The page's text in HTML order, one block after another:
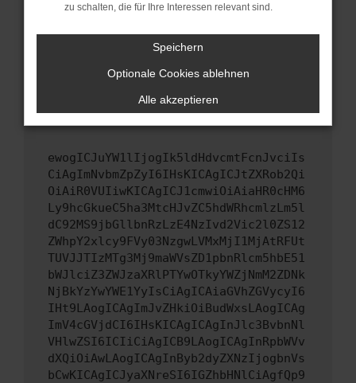
unterstützt werden.
Wende dich an den Webseitenbetreiber.
Wenn du alle oben genannten Schritte versucht
hast, kontaktiere uns bitte. Wir werden
versuchen, das Problem zu beheben. Du kannst
uns diesen Text schicken, um uns bei der
ewogICJuYW1lIjogIk5ldHdvcmtFcnJvciIs
CiAgImNvbmZpZyI6IHsKICAgICJtZXRob2Qi
OiAiR0VUIiwKICAgICJ1cmwiOiAiaHR0cHM6
Ly9hcGkueC5ha3MtcHJvZC5hdWRhcmlzLm5l
dC92MS9jbGllbnRzLzE4NzIvd2Vic2l0ZS12
ZWhpY2xlcy9FVy03NzgwLVMxMjI1MjAtRFUt
TUVJJTIzMTg3Mj9maWVsZD1pbnRlcm5hbE51
bWJlciZ3ZWJzaXRlPTYwOTkyYWZjNmM2ZDNk
NjBkYzYwYWE1YyIsCiAgICAiaGVhZGVycyI6
IHt9LAogICAgImJvZHkiOiBudWxsLAogICAg
ImV4cGVjdCI6IHsKICAgICAgInJlc3BvbnNl
VHlwZSI6ICIiCiAgICB9LAogICAgInRpbWVv
dXQiOiAwLAogICAgInByb2dyZXNzIjogbnVs
bCwKICAgICJyaXNreSI6IGZhbHNlCiAgfQp9
zu schalten, die für Ihre Interessen relevant sind.
Speichern
Optionale Cookies ablehnen
Alle akzeptieren